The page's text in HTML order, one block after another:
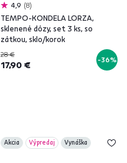
4,9 8
TEMPO-KONDELA LORZA,
sklenené dózy, set 3 ks, so
zátkou, sklo/korok
28 €
17,90 € -36%
Akcia Výpredaj Vynáška